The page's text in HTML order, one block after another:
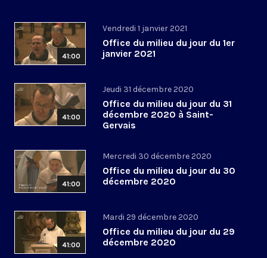
41:00
Vendredi 1 janvier 2021
Office du milieu du jour du 1er
janvier 2021
41:00
Jeudi 31 décembre 2020
Office du milieu du jour du 31
décembre 2020 à Saint-
Gervais
41:00
Mercredi 30 décembre 2020
Office du milieu du jour du 30
décembre 2020
41:00
Mardi 29 décembre 2020
Office du milieu du jour du 29
décembre 2020